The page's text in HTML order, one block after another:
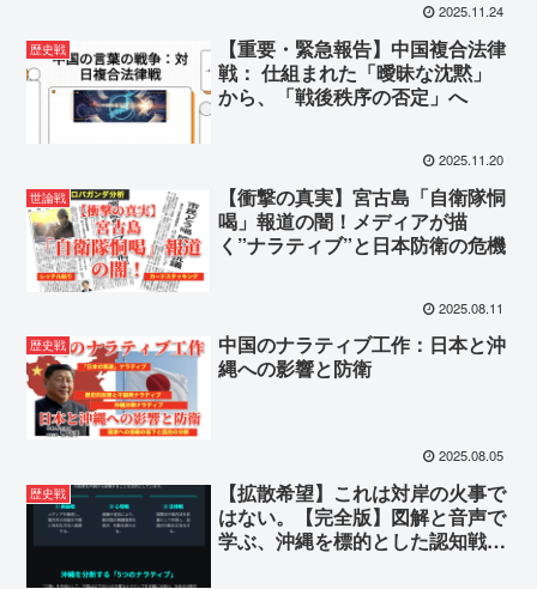
2025.11.24
歴史戦
【重要・緊急報告】中国複合法律
戦： 仕組まれた「曖昧な沈黙」
から、「戦後秩序の否定」へ
2025.11.20
世論戦
【衝撃の真実】宮古島「自衛隊恫
喝」報道の闇！メディアが描
く”ナラティブ”と日本防衛の危機
2025.08.11
歴史戦
中国のナラティブ工作：日本と沖
縄への影響と防衛
2025.08.05
歴史戦
【拡散希望】これは対岸の火事で
はない。【完全版】図解と音声で
学ぶ、沖縄を標的とした認知戦の